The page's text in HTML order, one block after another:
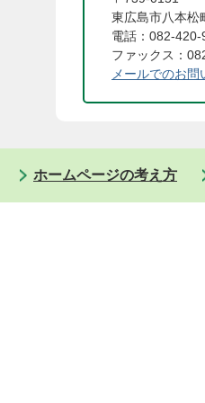
東広島市八本松
電話：082-420-
ファックス：
メールでのお問
ホームページの考え方